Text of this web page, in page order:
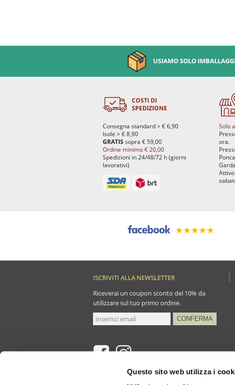
Questo sito web utilizza i
USIAMO SOLO
COSTI DI
SPEDIZIONE
Consegna standard > € 6,90
Isole > € 8,90
GRATIS sopra € 59,00
Ordine minimo € 20,00
Spedizioni in 24/48/72 h (giorni
lavorativi)
Solo
ora.
ISCRIVITI ALLA NEWSLETTER
Riceverai un coupon sconto del 10% da
utilizzare sul tuo primo ordine.